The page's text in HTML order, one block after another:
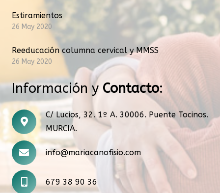
Estiramientos
26 May 2020
Reeducación columna cervical y MMSS
26 May 2020
Información y Contacto:
C/ Lucios, 32. 1º A. 30006. Puente Tocinos.
MURCIA.
info@mariacanofisio.com
679 38 90 36